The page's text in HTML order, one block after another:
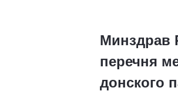
Минздрав
перечня
донского